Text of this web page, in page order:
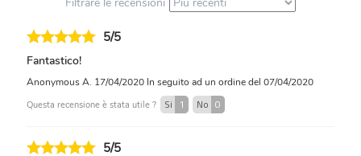
5/5
Fantastico!
Anonymous A. 17/04/2020 In seguito ad un ordine del 07/04/2020
Questa recensione è stata utile ? Si 1 No 0
5/5